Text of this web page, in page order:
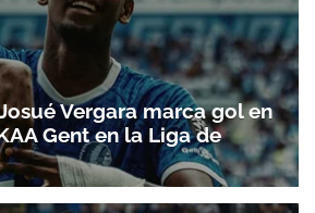
Vergara marca gol en
Gent en la Liga de